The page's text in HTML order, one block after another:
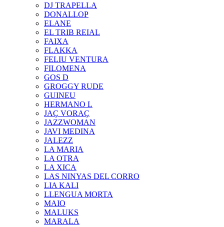
DJ TRAPELLA
DONALLOP
ELANE
EL TRIB REIAL
FAIXA
FLAKKA
FELIU VENTURA
FILOMENA
GOS D
GROGGY RUDE
GUINEU
HERMANO L
JAÇ VORAÇ
JAZZWOMAN
JAVI MEDINA
JALEZZ
LA MARIA
LA OTRA
LA XICA
LAS NINYAS DEL CORRO
LIA KALI
LLENGUA MORTA
MAIO
MALUKS
MARALA